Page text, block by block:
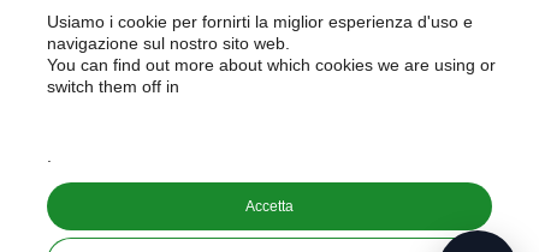
PAIDEA
PAIDEA S.A.S. - Capitale sociale 10.000€ i.v.
Usiamo i cookie per fornirti la miglior esperienza d'uso e
navigazione sul nostro sito web.
You can find out more about which cookies we are using or
switch them off in
Accetta